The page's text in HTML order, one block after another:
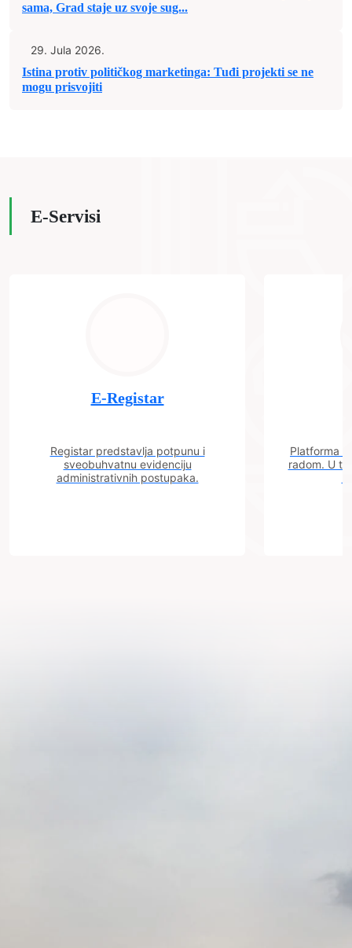
sama, Grad staje uz svoje sug...
29. Jula 2026.
Istina protiv političkog marketinga: Tuđi projekti se ne
mogu prisvojiti
E-Servisi
E-Registar
Registar predstavlja potpunu i
sveobuhvatnu evidenciju
administrativnih postupaka.
Platforma
radom. U